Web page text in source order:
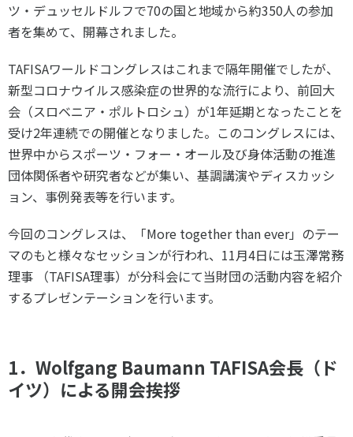
知る学ぶ
ニュース
お問い合わせ・お申し込み
メールマガジン
「SSFニュース」
会員登録
アクセス
調査・研究
スポーツライフ・データ
スポーツ白書
政策提言
子どものスポーツ
障害者スポーツ
スポーツ・ガバナンス
スポーツボランティア
スポーツ政策・予算
健康とスポーツ
社会づくり
ツ・デュッセルドルフで70の国と地域から約350人の参加
者を集めて、開幕されました。
TAFISAワールドコングレスはこれまで隔年開催でしたが、
新型コロナウイルス感染症の世界的な流行により、前回大
会（スロベニア・ポルトロシュ）が1年延期となったことを
受け2年連続での開催となりました。このコングレスには、
世界中からスポーツ・フォー・オール及び身体活動の推進
団体関係者や研究者などが集い、基調講演やディスカッシ
ョン、事例発表等を行います。
今回のコングレスは、「More together than ever」のテー
マのもと様々なセッションが行われ、 11月4日には玉澤常務
理事 （TAFISA理事）が分科会にて当財団の活動内容を紹介
するプレゼンテーションを行います。
1．Wolfgang Baumann TAFISA会長（ド
イツ）による開会挨拶